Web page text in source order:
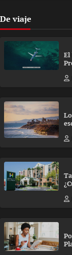
De viaje
El